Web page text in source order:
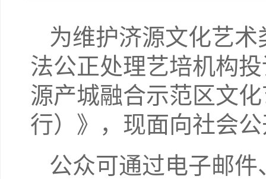
为维护济源文化艺
法公正处理艺培机构
源产城融合示范区文
行）》，现面向社会
公众可通过电子邮